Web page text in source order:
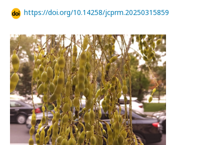
https://doi.org/10.14258/jcprm.20250315859